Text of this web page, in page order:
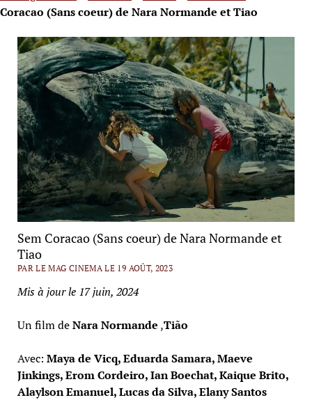
Coracao (Sans coeur) de Nara Normande et Tiao
Sem Coracao (Sans coeur) de Nara Normande et
Tiao
PAR LE MAG CINEMA LE 19 AOÛT, 2023
Mis à jour le 17 juin, 2024
Un film deNara Normande ,Tião
Avec: Maya de Vicq, Eduarda Samara, Maeve
Jinkings, Erom Cordeiro, Ian Boechat, Kaique Brito,
Alaylson Emanuel, Lucas da Silva, Elany Santos